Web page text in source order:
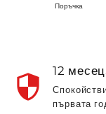
Поръчка
security 12
първата